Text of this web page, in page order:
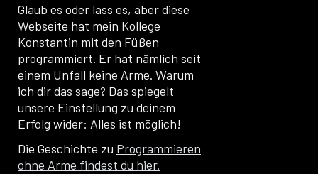
Glaub es oder lass es, aber diese
Webseite hat mein Kollege
Konstantin mit den Füßen
programmiert. Er hat nämlich seit
einem Unfall keine Arme. Warum
ich dir das sage? Das spiegelt
unsere Einstellung zu deinem
Erfolg wider: Alles ist möglich!
Die Geschichte zu Programmieren
ohne Arme findest du hier.